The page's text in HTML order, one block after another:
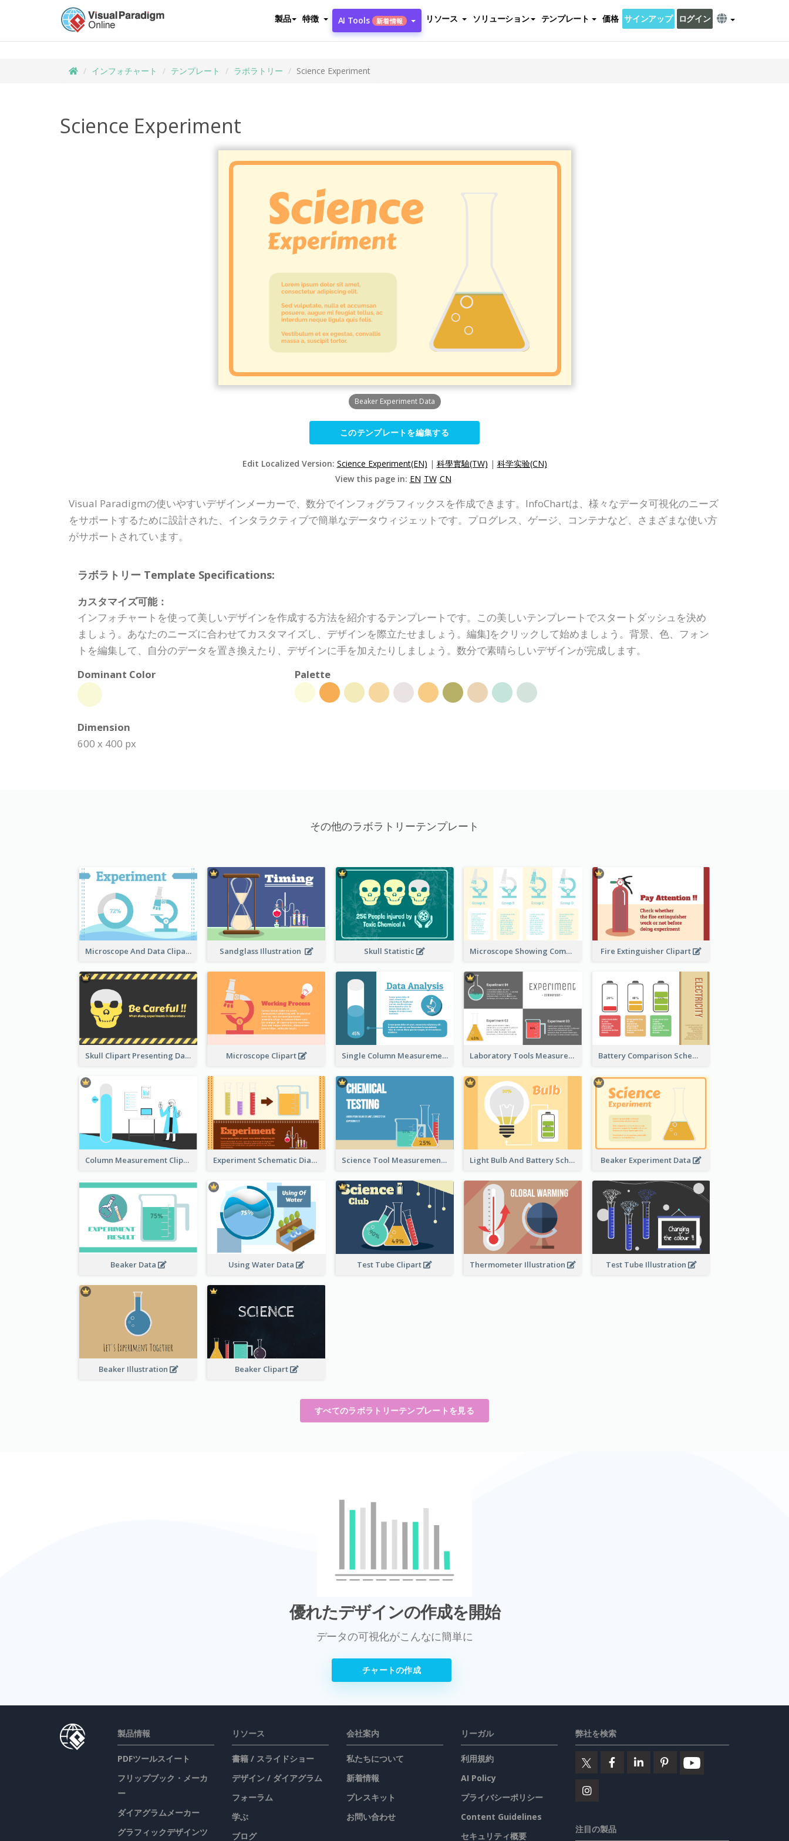
製品 特徴 AI Tools 新着情報 リソース ソリューション テンプレート 価格 サインアップ ログイン
インフォチャート テンプレート ラボラトリー Science Experiment
Science Experiment
Beaker Experiment Data
このテンプレートを編集する
Edit Localized Version: Science Experiment(EN) | 科學實驗(TW) | 科学实验(CN)
View this page in: EN TW CN
Visual Paradigmの使いやすいデザインメーカーで、数分でインフォグラフィックスを作成できます。InfoChartは、様々なデータ可視化のニーズ
をサポートするために設計された、インタラクティブで簡単なデータウィジェットです。プログレス、ゲージ、コンテナなど、さまざまな使い方
がサポートされています。
ラボラトリー Template Specifications:
カスタマイズ可能：
インフォチャートを使って美しいデザインを作成する方法を紹介するテンプレートです。この美しいテンプレートでスタートダッシュを決め
ましょう。あなたのニーズに合わせてカスタマイズし、デザインを際立たせましょう。編集]をクリックして始めましょう。背景、色、フォン
トを編集して、自分のデータを置き換えたり、デザインに手を加えたりしましょう。数分で素晴らしいデザインが完成します。
Dominant Color
Palette
Dimension
600 x 400 px
その他のラボラトリーテンプレート
Microscope And Data Clipart Sandglass Illustration Skull Statistic Microscope Showing Comparison Fire Extinguisher Clipart
Skull Clipart Presenting Dangerous Microscope Clipart Single Column Measurement Laboratory Tools Measurement And Comparison Battery Comparison Schematic Diagram
Column Measurement Clipart Experiment Schematic Diagram Science Tool Measurement Light Bulb And Battery Schematic Diagram Beaker Experiment Data
Beaker Data Using Water Data Test Tube Clipart Thermometer Illustration Test Tube Illustration
Beaker Illustration Beaker Clipart
すべてのラボラトリーテンプレートを見る
優れたデザインの作成を開始
データの可視化がこんなに簡単に
チャートの作成
製品情報
PDFツールスイート
フリップブック・メーカ
ー
ダイアグラムメーカー
グラフィックデザインツ
リソース
書籍 / スライドショー
デザイン / ダイアグラム
フォーラム
学ぶ
ブログ
会社案内
私たちについて
新着情報
プレスキット
お問い合わせ
リーガル
利用規約
AI Policy
プライバシーポリシー
Content Guidelines
セキュリティ概要
弊社を検索
注目の製品